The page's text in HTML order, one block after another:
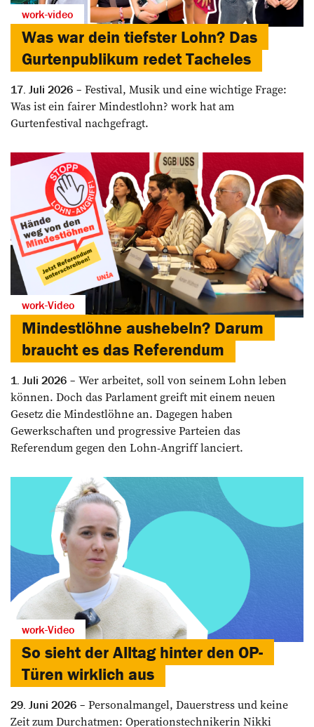
work-video
Was war dein tiefster Lohn? Das
Gurtenpublikum redet Tacheles
17. Juli 2026
Festival, Musik und eine wichtige Frage:
Was ist ein fairer Mindestlohn? work hat am
Gurtenfestival nachgefragt.
work-Video
Mindestlöhne aushebeln? Darum
braucht es das Referendum
1. Juli 2026
Wer arbeitet, soll von seinem Lohn leben
können. Doch das Parlament greift mit einem neuen
Gesetz die Mindestlöhne an. Dagegen haben
Gewerkschaften und progressive Parteien das
Referendum gegen den Lohn-Angriff lanciert.
work-Video
So sieht der Alltag hinter den OP-
Türen wirklich aus
29. Juni 2026
Personalmangel, Dauerstress und keine
Zeit zum Durchatmen: Operationstechnikerin Nikki